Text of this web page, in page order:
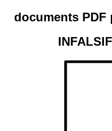
documents PDF